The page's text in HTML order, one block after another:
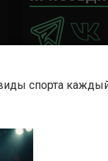
Анонимнок
Спасибо что
Анонимно
спорта